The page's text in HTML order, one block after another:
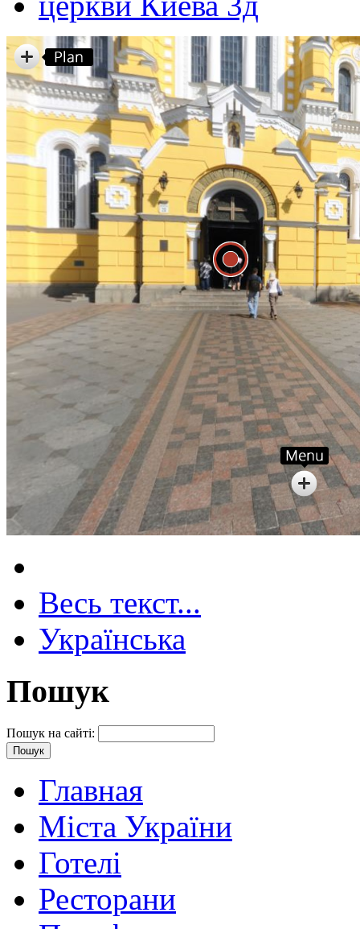
Весь текст...
Українська
Пошук
Пошук на сайті:
Главная
Міста України
Готелі
Ресторани